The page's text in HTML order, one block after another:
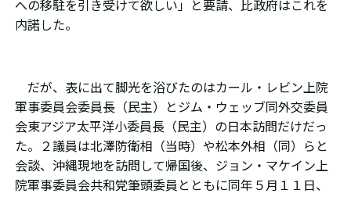
への移駐を引き受けて欲しい」と要請、比政府はこれを
内諾した。
だが、表に出て脚光を浴びたのはカール・レビン上院
軍事委員会委員長（民主）とジム・ウェッブ同外交委員
会東アジア太平洋小委員長（民主）の日本訪問だけだっ
た。２議員は北澤防衛相（当時）や松本外相（同）らと
会談、沖縄現地を訪問して帰国後、ジョン・マケイン上
院軍事委員会共和党筆頭委員とともに同年５月１１日、